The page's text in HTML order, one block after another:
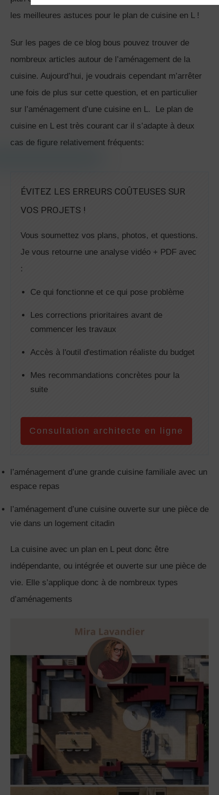
les meilleures astuces pour le plan de cuisine en L !
Sur les pages de ce blog bous pouvez trouver de
nombreux articles autour de l’aménagement de la
cuisine. Aujourd’hui, je voudrais cependant m’arrêter
une fois de plus sur cette question, et en particulier
sur l’aménagement d’une cuisine en L. Le plan de
cuisine en L est très courant car il s’adapte à deux
cas de figure relativement fréquents:
ÉVITEZ LES ERREURS COÛTEUSES SUR
VOS PROJETS !
Vous soumettez vos plans, photos, et questions.
Je vous retourne une analyse vidéo + PDF avec
:
Ce qui fonctionne et ce qui pose problème
Les corrections prioritaires avant de
commencer les travaux
Accès à l'outil d'estimation réaliste du budget
Mes recommandations concrètes pour la
suite
Consultation architecte en ligne
l’aménagement d’une grande cuisine familiale avec un
espace repas
l’aménagement d’une cuisine ouverte sur une pièce de
vie dans un logement citadin
La cuisine avec un plan en L peut donc être
indépendante, ou intégrée et ouverte sur une pièce de
vie. Elle s’applique donc à de nombreux types
d’aménagements